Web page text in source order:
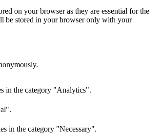
on your browser as they are essential for the
be stored in your browser only with your
in the category "Analytics".
in the category "Necessary".